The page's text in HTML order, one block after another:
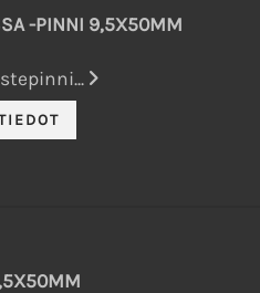
-PINNI 9,5X50MM